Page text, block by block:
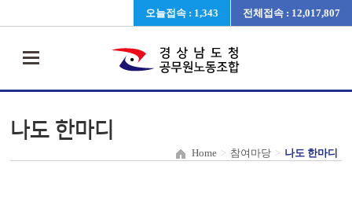
오늘접속 : 1,343 전체접속 : 12,017,807
나도 한마디
Home > 참여마당 > 나도 한마디